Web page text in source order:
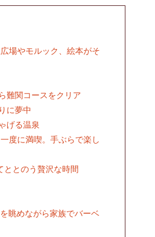
場やモルック、絵本がそ
難関コースをクリア
に夢中
げる温泉
度に満喫。手ぶらで楽し
ととのう贅沢な時間
眺めながら家族でバーベ